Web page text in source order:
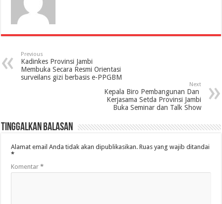
Previous
Kadinkes Provinsi Jambi
Membuka Secara Resmi Orientasi
surveilans gizi berbasis e-PPGBM
Next
Kepala Biro Pembangunan Dan
Kerjasama Setda Provinsi Jambi
Buka Seminar dan Talk Show
Tinggalkan Balasan
Alamat email Anda tidak akan dipublikasikan. Ruas yang wajib ditandai
*
Komentar*